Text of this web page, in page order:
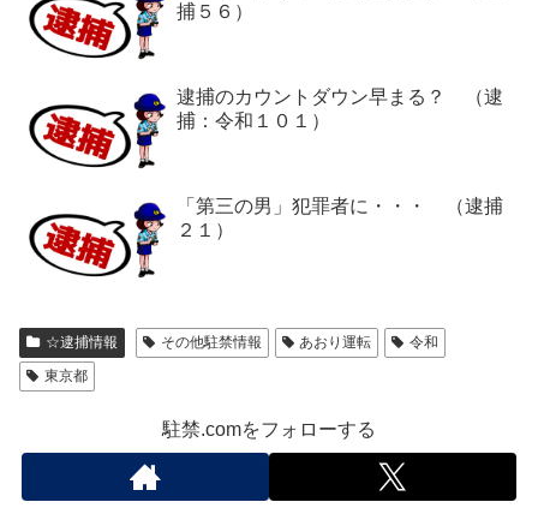
捕５６）
逮捕のカウントダウン早まる？ （逮
捕：令和１０１）
「第三の男」犯罪者に・・・ （逮捕
２１）
☆逮捕情報 その他駐禁情報 あおり運転
令和
東京都
駐禁.comをフォローする